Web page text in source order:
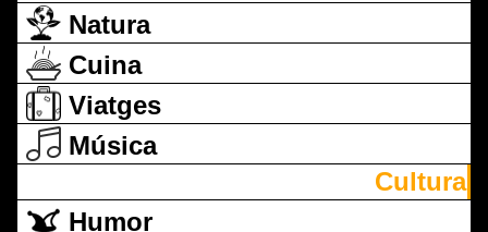
Natura
Cuina
Viatges
Música
Cultura
Humor